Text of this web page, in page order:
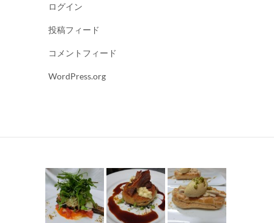
ログイン
投稿フィード
コメントフィード
WordPress.org